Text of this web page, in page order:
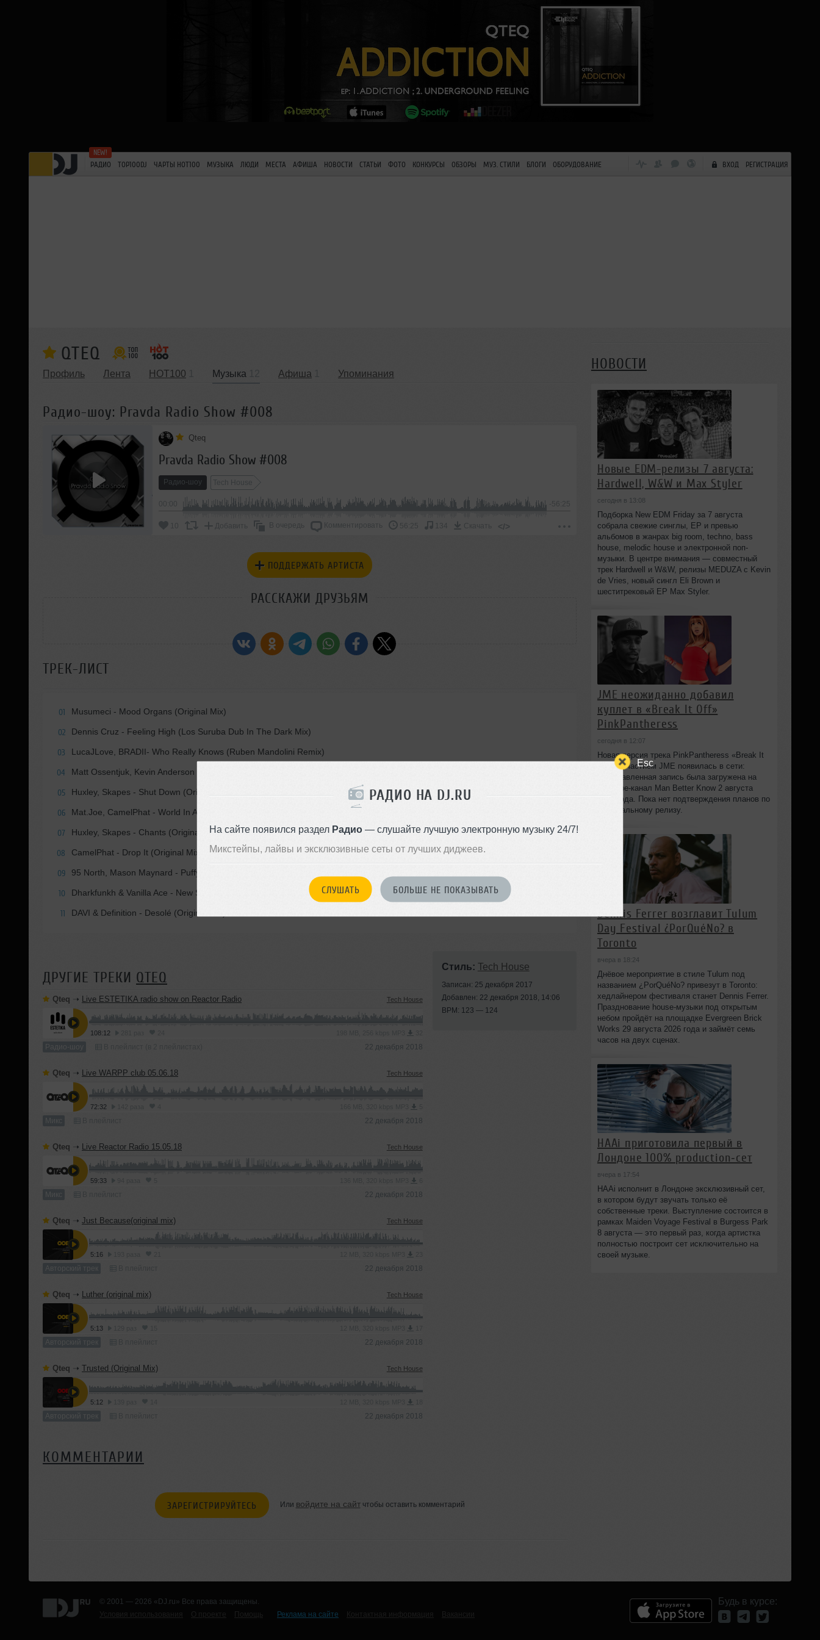
Esc
РАДИО НА DJ.RU
На сайте появился раздел Радио— слушайте лучшую электронную музыку 24/7!
Микстейпы, лайвы и эксклюзивные сеты от лучших диджеев.
СЛУШАТЬ БОЛЬШЕ НЕ ПОКАЗЫВАТЬ
РАДИО TOP100DJ ЧАРТЫ HOT100 МУЗЫКА ЛЮДИ МЕСТА АФИША НОВОСТИ СТАТЬИ ФОТО КОНКУРСЫ ОБЗОРЫ МУЗ. СТИЛИ БЛОГИ ОБОРУДОВАНИЕ ВХОД РЕГИСТРАЦИЯ
QTEQ
Профиль Лента HOT100 Музыка Афиша Упоминания
Радио-шоу: Pravda Radio Show #008
Qteq
Pravda Radio Show #008
Радио-шоу Tech House
-56:25
Добавить В очередь Комментировать 56:25 134 Скачать </>
ПОДДЕРЖАТЬ АРТИСТА
РАССКАЖИ ДРУЗЬЯМ
ТРЕК-ЛИСТ
01 Musumeci - Mood Organs (Original Mix)
02 Dennis Cruz - Feeling High (Los Suruba Dub In The Dark Mix)
03 LucaJLove, BRADII- Who Really Knows (Ruben Mandolini Remix)
04 Matt Ossentjuk, Kevin Anderson - Pillslut
05 Huxley, Skapes - Shut Down (Original Mix)
06 Mat.Joe, CamelPhat - World In Action (Original Mix)
07 Huxley, Skapes - Chants (Original Mix)
08 CamelPhat - Drop It (Original Mix)
09 95 North, Mason Maynard - Puffy (Extended Mix)
10 Dharkfunkh & Vanilla Ace - New School Vintage (Original Mix)
11 DAVI & Definition - Desolé (Original Mix)
ДРУГИЕ ТРЕКИ QTEQ
Qteq ➝ Live ESTETIKA radio show on Reactor Radio Tech House
108:12
Радио-шоу 22 декабря 2018
Qteq ➝ Live WARPP club 05.06.18 Tech House
72:32
Микс 22 декабря 2018
Qteq ➝ Live Reactor Radio 15.05.18 Tech House
59:33
Микс 22 декабря 2018
Qteq ➝ Just Because(original mix) Tech House
5:16
Авторский трек 22 декабря 2018
Qteq ➝ Luther (original mix) Tech House
5:13
Авторский трек 22 декабря 2018
Qteq ➝ Trusted (Original Mix) Tech House
5:12
Авторский трек 22 декабря 2018
Стиль: Tech House
Записан: 25 декабря 2017
Добавлен: 22 декабря 2018, 14:06
BPM: 123 — 124
КОММЕНТАРИИ
ЗАРЕГИСТРИРУЙТЕСЬ Или войдите на сайтчтобы оставить комментарий
НОВОСТИ
Новые EDM-релизы 7 августа:
Hardwell, W&W и Max Styler
сегодня в 13:08
Подборка New EDM Friday за 7 августа
собрала свежие синглы, EP и превью
альбомов в жанрах big room, techno, bass
house, melodic house и электронной поп-
музыки. В центре внимания — совместный
трек Hardwell и W&W, релизы MEDUZA с Kevin
de Vries, новый сингл Eli Brown и
шеститрековый EP Max Styler.
JME неожиданно добавил
куплет в «Break It Off»
PinkPantheress
сегодня в 12:07
Новая версия трека PinkPantheress «Break It
Off» с участием JME появилась в сети:
незаглавленная запись была загружена на
YouTube-канал Man Better Know 2 августа
2026 года. Пока нет подтверждения планов по
официальному релизу.
Dennis Ferrer возглавит Tulum
Day Festival ¿PorQuéNo? в
Toronto
вчера в 18:24
Днёвое мероприятие в стиле Tulum под
названием ¿PorQuéNo? привезут в Toronto:
хедлайнером фестиваля станет Dennis Ferrer.
Празднование house-музыки под открытым
небом пройдёт на площадке Evergreen Brick
Works 29 августа 2026 года и займёт семь
часов на двух сценах.
HAAi приготовила первый в
Лондоне 100% production‑сет
вчера в 17:54
HAAi исполнит в Лондоне эксклюзивный сет,
в котором будут звучать только её
собственные треки. Выступление состоится в
рамках Maiden Voyage Festival в Burgess Park
8 августа — это первый раз, когда артистка
полностью построит сет исключительно на
своей музыке.
© 2001 — 2026 «DJ.ru» Все права защищены.
Реклама на сайте
Будь в курсе: